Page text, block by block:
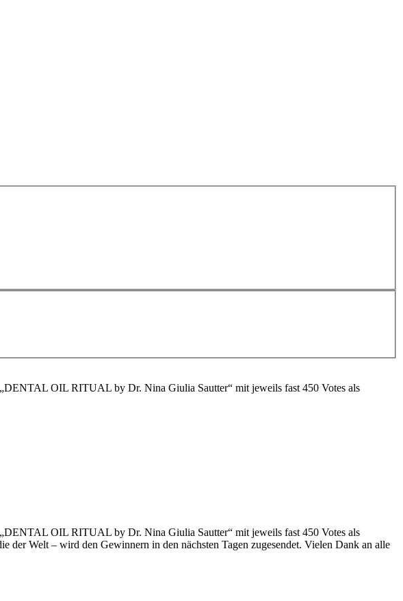
OIL RITUAL by Dr. Nina Giulia Sautter“ mit jeweils fast 450 Votes als
OIL RITUAL by Dr. Nina Giulia Sautter“ mit jeweils fast 450 Votes als
Welt – wird den Gewinnern in den nächsten Tagen zugesendet. Vielen Dank an alle